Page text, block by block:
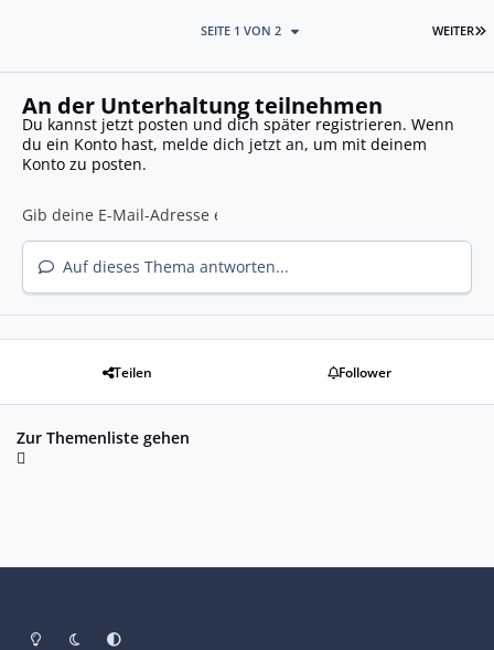
WEITER
SEITE 1 VON 2
An der Unterhaltung teilnehmen
Du kannst jetzt posten und dich später registrieren. Wenn
du ein Konto hast, melde dich jetzt an, um mit deinem
Konto zu posten.
Auf dieses Thema antworten...
Teilen Follower
Zur Themenliste gehen
Heller ModusDunkler Modus
Systemeinstellung